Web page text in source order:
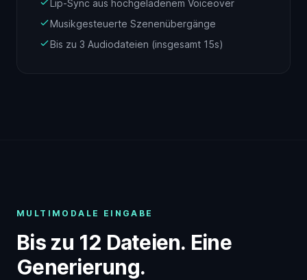
Lip-Sync aus hochgeladenem Voiceover
Musikgesteuerte Szenenübergänge
Bis zu 3 Audiodateien (insgesamt 15s)
MULTIMODALE EINGABE
Bis zu 12 Dateien. Eine
Generierung.